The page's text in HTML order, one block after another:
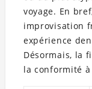
voyage. En
improvisation
expérience
Désormais, la
la conformité